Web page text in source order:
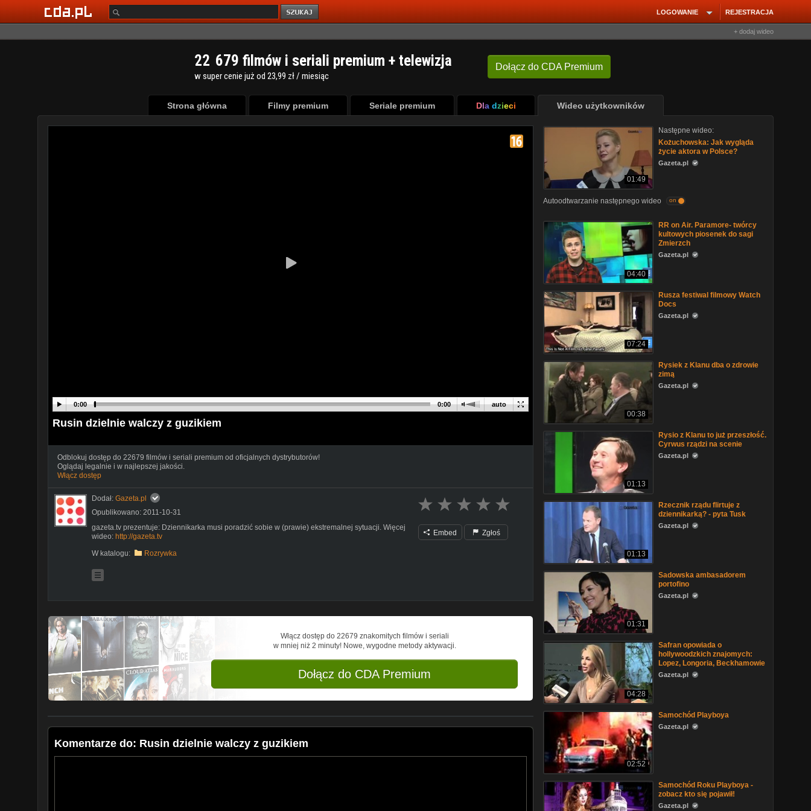
REJESTRACJA
LOGOWANIE
+ dodaj wideo
Dołącz do CDA Premium
22 679 filmów i seriali premium + telewizja
w super cenie już od 23,99 zł / miesiąc
Strona główna Filmy premium Seriale premium Dla dzieci Wideo użytkowników
auto
0:00 0:00
Rusin dzielnie walczy z guzikiem
Odblokuj dostęp do 22679 filmów i seriali premium od oficjalnych dystrybutorów!
Oglądaj legalnie i w najlepszej jakości.
Włącz dostęp
Dodał: Gazeta.pl
Opublikowano: 2011-10-31
gazeta.tv prezentuje: Dziennikarka musi poradzić sobie w (prawie) ekstremalnej sytuacji. Więcej
wideo: http://gazeta.tv
W katalogu:
Rozrywka
Embed Zgłoś
Włącz dostęp do 22679 znakomitych filmów i seriali
w mniej niż 2 minuty! Nowe, wygodne metody aktywacji.
Dołącz do CDA Premium
Komentarze do: Rusin dzielnie walczy z guzikiem
01:49
Następne wideo:
Kożuchowska: Jak wygląda
życie aktora w Polsce?
Gazeta.pl
Autoodtwarzanie następnego wideo on
04:40
RR on Air. Paramore- twórcy
kultowych piosenek do sagi
Zmierzch
Gazeta.pl
07:24
Rusza festiwal filmowy Watch
Docs
Gazeta.pl
00:38
Rysiek z Klanu dba o zdrowie
zimą
Gazeta.pl
01:13
Rysio z Klanu to już przeszłość.
Cyrwus rządzi na scenie
Gazeta.pl
01:13
Rzecznik rządu flirtuje z
dziennikarką? - pyta Tusk
Gazeta.pl
01:31
Sadowska ambasadorem
portofino
Gazeta.pl
04:28
Safran opowiada o
hollywoodzkich znajomych:
Lopez, Longoria, Beckhamowie
Gazeta.pl
02:52
Samochód Playboya
Gazeta.pl
Samochód Roku Playboya -
zobacz kto się pojawił!
Gazeta.pl